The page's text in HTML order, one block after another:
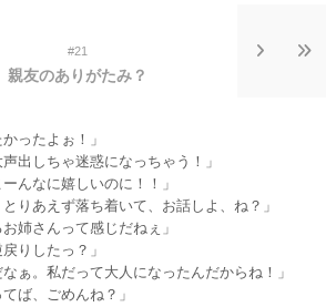
#21
親友のありがたみ？
ったよぉ！」
出しちゃ迷惑になっちゃう！」
んなに嬉しいのに！！」
りあえず落ち着いて、お話しよ、ね？」
姉さんって感じだねぇ」
りしたっ？」
ぁ。私だって大人になったんだからね！」
ば、ごめんね？」